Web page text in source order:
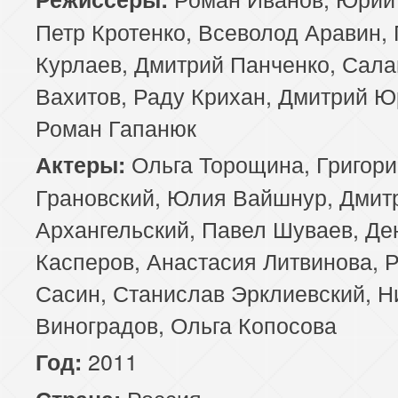
89 серия
90 серия
91 серия
93 серия
94 серия
95 серия
97 серия
98 серия
Петр Кротенко, Всеволод Аравин,
Курлаев, Дмитрий Панченко,
Вахитов, Раду Крихан, Дмитрий
Роман Гапанюк
Актеры: Ольга Торощина,
Грановский, Юлия Вайшнур,
Архангельский, Павел Шуваев,
Касперов, Анастасия Литвинова,
Сасин, Станислав Эрклиевский,
Виноградов, Ольга Копосова
Год: 2011